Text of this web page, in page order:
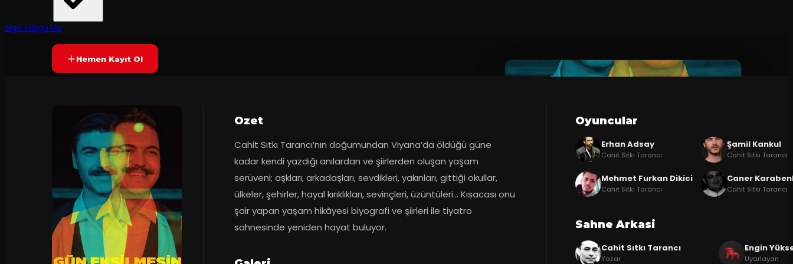
Sign InSign UpYAKINDA Yetersiz oy
Hemen Kayıt Ol
Ozet
Cahit Sıtkı Tarancı’nın doğumundan Viyana’da öldüğü güne
kadar kendi yazdığı anılardan ve şiirlerden oluşan yaşam
serüveni; aşkları, arkadaşları, sevdikleri, yakınları, gittiği okullar,
ülkeler, şehirler, hayal kırıklıkları, sevinçleri, üzüntüleri… Kısacası onu
şair yapan yaşam hikâyesi biyografi ve şiirleri ile tiyatro
sahnesinde yeniden hayat buluyor.
Oyuncular
Erhan Adsay
Cahit Sıtkı Tarancı
Şamil Kankul
Cahit Sıtkı Tarancı
Mehmet Furkan Dikici
Cahit Sıtkı Tarancı
Caner
Cahit Sıtkı Tarancı
Sahne Arkasi
Cahit Sıtkı Tarancı
Yazar
Engin
Uyarlayan